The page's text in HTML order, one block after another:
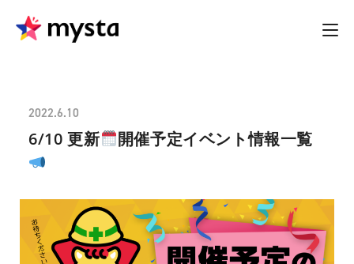
2022.6.10
6/10 更新 開催予定イベント情報一覧